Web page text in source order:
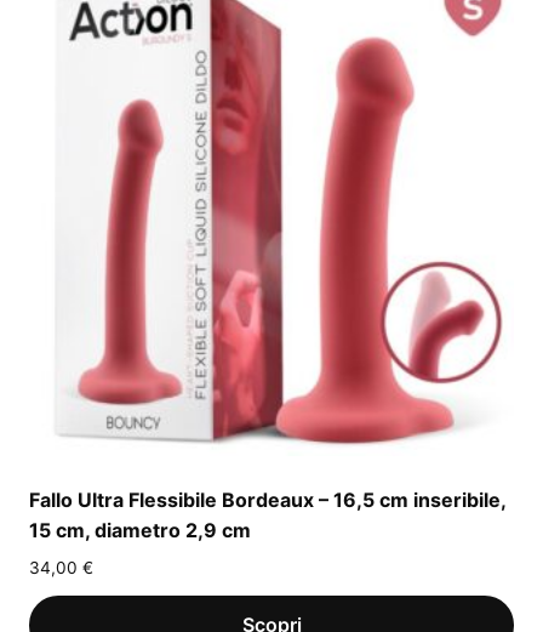
Fallo Ultra Flessibile Bordeaux – 16,5 cm inseribile,
15 cm, diametro 2,9 cm
34,00 €